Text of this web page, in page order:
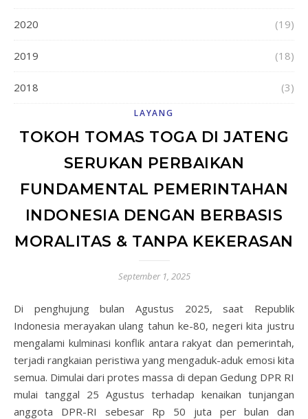
2020 (19)
2019 (18)
2018 (3)
LAYANG
TOKOH TOMAS TOGA DI JATENG
SERUKAN PERBAIKAN
FUNDAMENTAL PEMERINTAHAN
INDONESIA DENGAN BERBASIS
MORALITAS & TANPA KEKERASAN
September 1, 2025
Di penghujung bulan Agustus 2025, saat Republik
Indonesia merayakan ulang tahun ke-80, negeri kita justru
mengalami kulminasi konflik antara rakyat dan pemerintah,
terjadi rangkaian peristiwa yang mengaduk-aduk emosi kita
semua. Dimulai dari protes massa di depan Gedung DPR RI
mulai tanggal 25 Agustus terhadap kenaikan tunjangan
anggota DPR-RI sebesar Rp 50 juta per bulan dan